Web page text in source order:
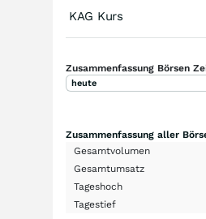
KAG Kurs
Zusammenfassung Börsen
heute
Zusammenfassung aller
Gesamtvolumen
Gesamtumsatz
Tageshoch
Tagestief